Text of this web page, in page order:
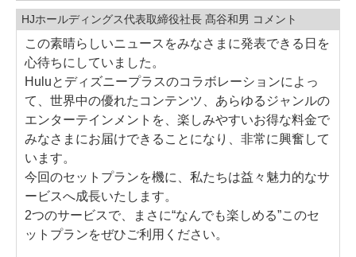
HJホールディングス代表取締役社長 髙谷和男 コメント
この素晴らしいニュースをみなさまに発表できる日を
心待ちにしていました。
Huluとディズニープラスのコラボレーションによっ
て、世界中の優れたコンテンツ、あらゆるジャンルの
エンターテインメントを、楽しみやすいお得な料金で
みなさまにお届けできることになり、非常に興奮して
います。
今回のセットプランを機に、私たちは益々魅力的なサ
ービスへ成長いたします。
2つのサービスで、まさに“なんでも楽しめる”このセ
ットプランをぜひご利用ください。